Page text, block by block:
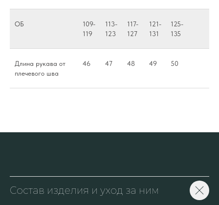
ОБ
109-
119
113-
123
117-
127
121-
131
125-
135
Длина рукава от
плечевого шва
46 47 48 49 50
Состав изделия и уход за ним